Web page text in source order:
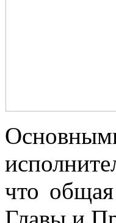
что